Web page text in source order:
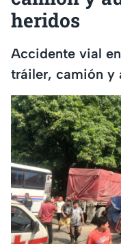
heridos
Accidente vial
tráiler, camión y